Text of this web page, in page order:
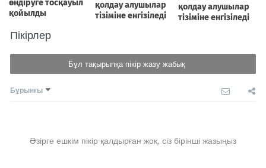
Пікірлер
Бұл тақырыпқа пікір жазу жабық
Бұрынғы
Әзірге ешкім пікір қалдырған жоқ, сіз бірінші жазыңыз